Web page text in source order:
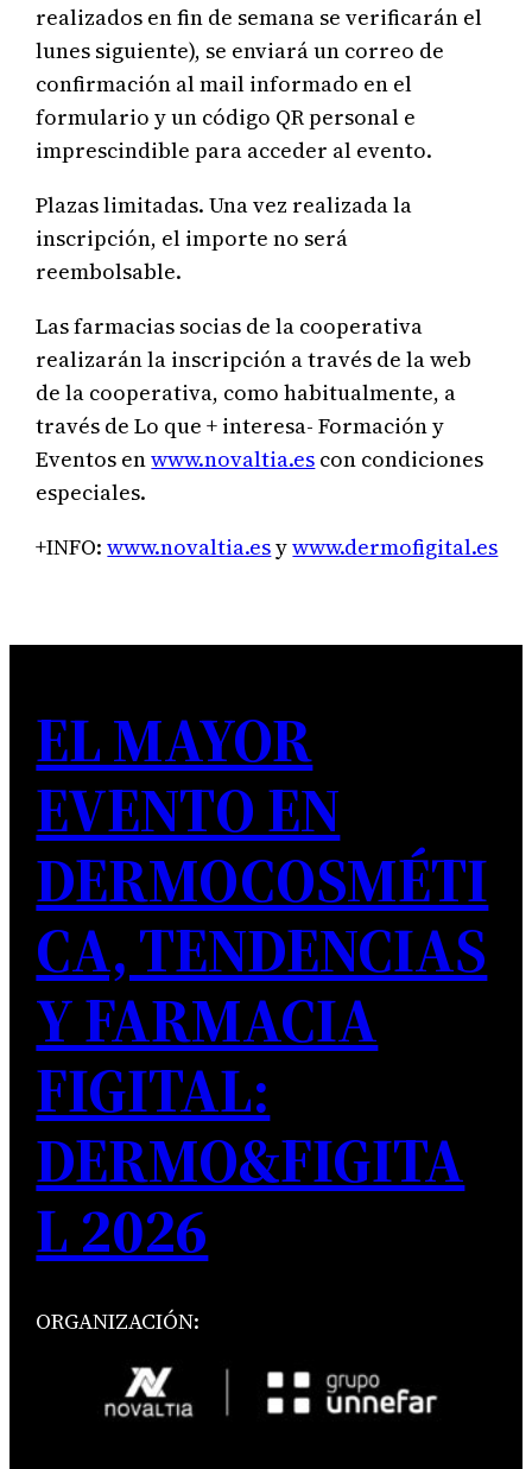
realizados en fin de semana se verificarán el
lunes siguiente), se enviará un correo de
confirmación al mail informado en el
formulario y un código QR personal e
imprescindible para acceder al evento.
Plazas limitadas. Una vez realizada la
inscripción, el importe no será
reembolsable.
Las farmacias socias de la cooperativa
realizarán la inscripción a través de la web
de la cooperativa, como habitualmente, a
través de Lo que + interesa- Formación y
Eventos enwww.novaltia.es con condiciones
especiales.
+INFO:www.novaltia.esywww.dermofigital.es
EL MAYOR
EVENTO EN
DERMOCOSMÉTI
CA, TENDENCIAS
Y FARMACIA
FIGITAL:
DERMO&FIGITA
L 2026
ORGANIZACIÓN: